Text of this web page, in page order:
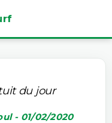
du jour
- 01/02/2020